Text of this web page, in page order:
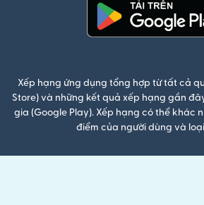
Xếp hạng ứng dụng tổng hợp từ tất cả
Store) và những kết quả xếp hạng gần
gia (Google Play). Xếp hạng có thể khác
điểm của người dùng và